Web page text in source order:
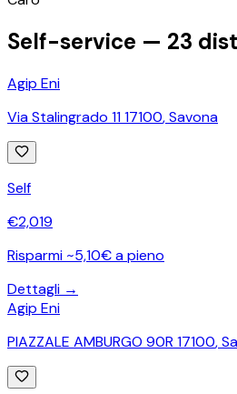
Self-service — 23
Agip Eni
Via Stalingrado 11 17100,Savona
Self
€2,019
Risparmi ~5,10€ a pieno
Dettagli →
Agip Eni
PIAZZALE AMBURGO 90R 17100,